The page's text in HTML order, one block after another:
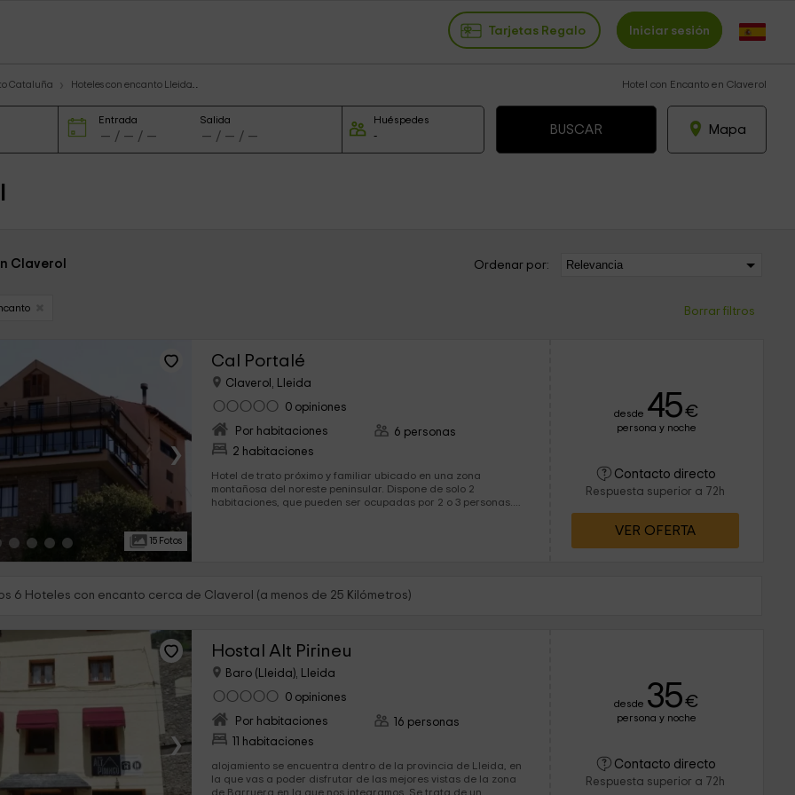
Tarjetas Regalo Iniciar sesión
Cataluña Hoteles con encanto Lleida Hotel con Encanto en Claverol
Entrada Salida Huéspedes
Mapa
Claverol Ordenar por:
Borrar filtros
›
15 Fotos
Cal Portalé
Claverol, Lleida
0 opiniones
Por habitaciones
2 habitaciones
6 personas
Hotel de trato próximo y familiar ubicado en una zona
montañosa del noreste peninsular. Dispone de solo 2
habitaciones, que pueden ser ocupadas por 2 o 3 personas.
desde 45€
persona y noche
Contacto directo
Respuesta superior a 72h
VER OFERTA
6 Hoteles con encanto cerca de Claverol (a menos de 25 Kilómetros)
›
Hostal Alt Pirineu
Baro (Lleida), Lleida
0 opiniones
Por habitaciones
11 habitaciones
16 personas
alojamiento se encuentra dentro de la provincia de Lleida, en
la que vas a poder disfrutar de las mejores vistas de la zona
de Barruera en la que nos integramos. Se trata de un
desde 35€
persona y noche
Contacto directo
Respuesta superior a 72h